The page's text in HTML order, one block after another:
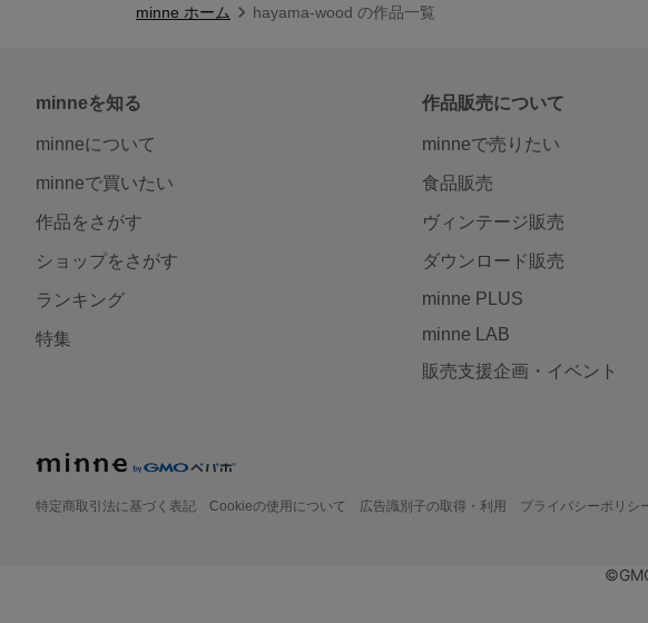
minne ホーム hayama-wood の作品一覧
minneを知る
minneについて
minneで買いたい
作品をさがす
ショップをさがす
ランキング
特集
作品販売について
minneで売りたい
食品販売
ヴィンテージ販売
ダウンロード販売
minne PLUS
minne LAB
販売支援企画・イベント
特定商取引法に基づく表記 Cookieの使用について 広告識別子の取得・利用 プライバシーポリシ